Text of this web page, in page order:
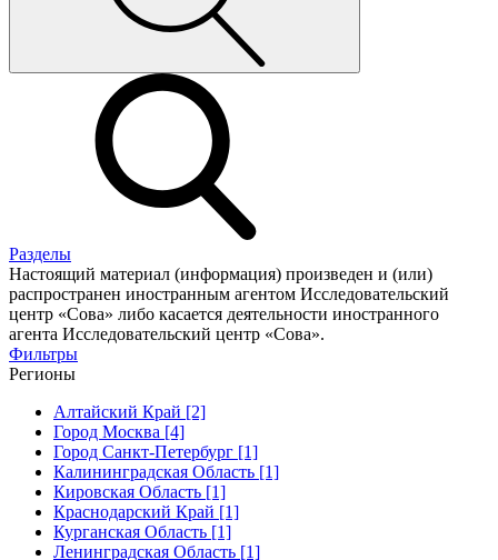
Разделы
Настоящий материал (информация) произведен и (или)
распространен иностранным агентом Исследовательский
центр «Сова» либо касается деятельности иностранного
агента Исследовательский центр «Сова».
Фильтры
Регионы
Алтайский Край [2]
Город Москва [4]
Город Санкт-Петербург [1]
Калининградская Область [1]
Кировская Область [1]
Краснодарский Край [1]
Курганская Область [1]
Ленинградская Область [1]